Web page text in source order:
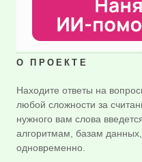
О ПРОЕКТЕ
Находите ответы на
любой сложности за
нужного вам слова
алгоритмам, базам
одновременно.